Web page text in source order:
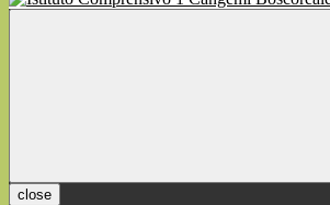
close